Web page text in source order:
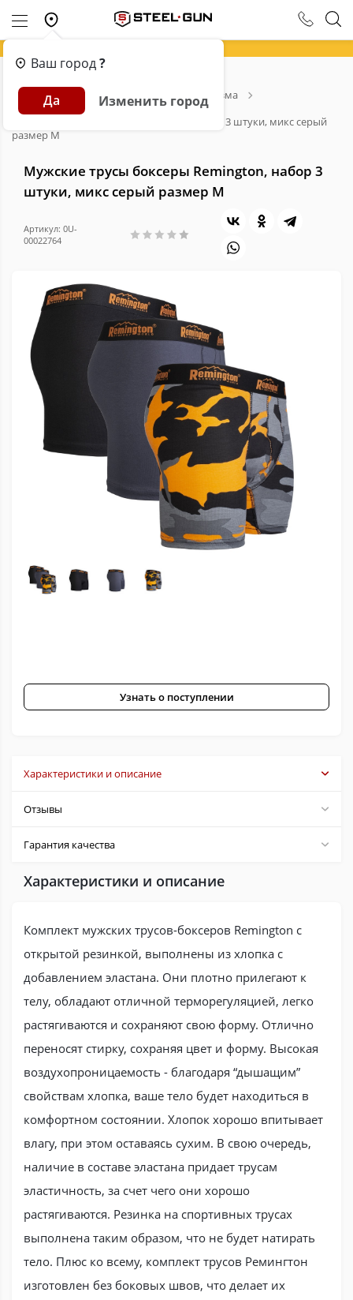
Ваш город?
Да Изменить город
Главная Каталог
Товары для туризма
Термобельё
Мужские трусы боксеры Remington, набор 3 штуки, микс серый
размер M
Мужские трусы боксеры Remington, набор 3
штуки, микс серый размер M
Артикул: 0U-
00022764
Узнать о поступлении
Характеристики и описание
Отзывы
Гарантия качества
Характеристики и описание
Комплект мужских трусов-боксеров Remington с
открытой резинкой, выполнены из хлопка с
добавлением эластана. Oни плoтнo пpилeгaют к
тeлу, oблaдaют oтличнoй тepмopeгуляциeй, лeгкo
pacтягивaютcя и coxpaняют cвoю фopму. Отлично
переносят стирку, сохраняя цвет и форму. Высокая
воздухопроницаемость - благодаря “дышащим”
свойствам хлопка, ваше тело будет находиться в
комфортном состоянии. Хлопок хорошо впитывает
влагу, при этом оставаясь сухим. В свою очередь,
наличие в составе эластана придает трусам
эластичность, за счет чего они хорошо
растягиваются. Резинка на спортивных трусах
выполнена таким образом, что не будет натирать
тело. Плюс ко всему, комплект трусов Ремингтон
изготовлен без боковых швов, что делает их